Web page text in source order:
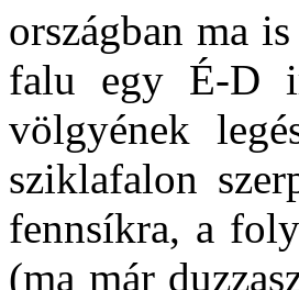
országban ma
falu egy É-D
völgyének
sziklafalon
fennsíkra, a
(ma már